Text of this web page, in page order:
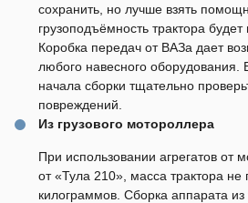
сохранить, но лучше взять
грузоподъёмность трактора
Коробка передач от ВАЗа дает
любого навесного оборудования.
начала сборки тщательно
повреждений.
Из грузового мотороллера
При использовании агрегатов от
от «Тула 210», масса трактора не
килограммов. Сборка аппарата из